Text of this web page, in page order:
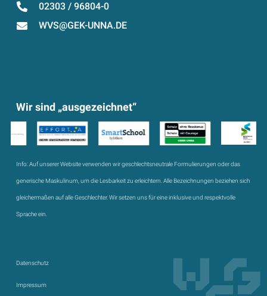
02303 / 96804-0
WVS@GEK-UNNA.DE
Wir sind „ausgezeichnet“
Info:Auf unserer Website verwenden wir geschlechtsneutrale Formulierungen oder das
generische Maskulinum, um die Lesbarkeit zu erleichtern. Alle Bezeichnungen beziehen sich
gleichermaßen auf alle Geschlechter. Wir setzen uns für eine inklusive und respektvolle
Sprache ein.
Datenschutz
Impressum